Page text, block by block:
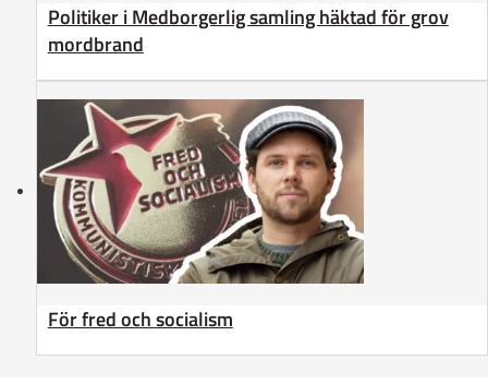
Politiker i Medborgerlig samling häktad för grov
mordbrand
För fred och socialism